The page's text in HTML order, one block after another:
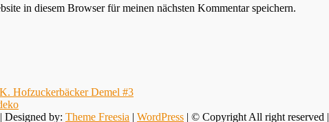
in diesem Browser für meinen nächsten Kommentar speichern.
Hofzuckerbäcker Demel #3
| Designed by: Theme Freesia | WordPress | © Copyright All right reserved |